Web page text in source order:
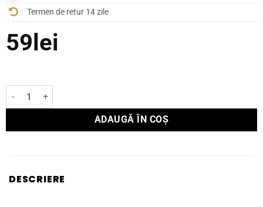
Termen de retur 14 zile
59 lei
Cantitate Cablu stereo Real Cable Moniteur Jack-1, 1,5m
ADAUGĂ ÎN COȘ
DESCRIERE